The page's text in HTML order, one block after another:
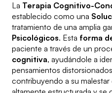
La Terapia Cognitivo-
establecido como una
tratamiento de una amplia
Psicológicos. Esta forma
paciente a través de un
cognitiva, ayudándole a
pensamientos
contribuyendo a su